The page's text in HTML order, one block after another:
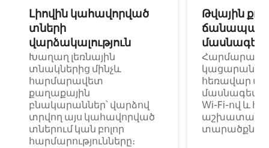
Լիովին կահավորված
տների
վարձակալություն
Խաղաղ լեռնային
տնակներից մինչև
հարմարավետ
քաղաքային
բնակարաններ՝ վարձով
տրվող այս կահավորված
տներում կան բոլոր
հարմարությունները։
Թվային
հեռավար
Wi-Fi-ով և